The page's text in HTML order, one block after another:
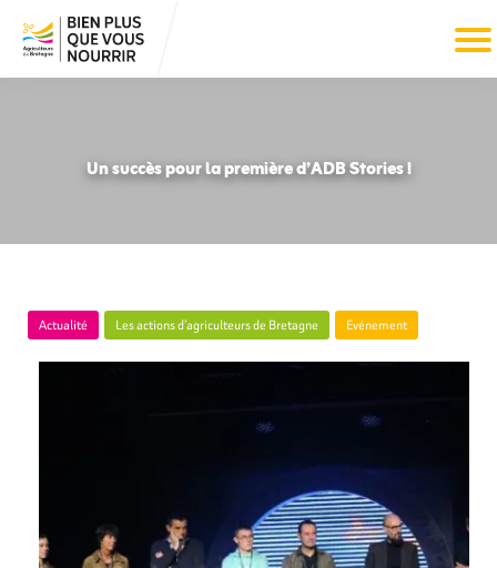
Un succès pour la première d’ADB Stories !
Actualité Les actions d’agriculteurs de Bretagne Evénement